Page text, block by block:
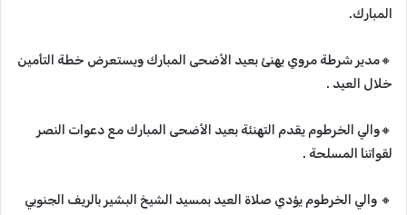
المبارك.
🔸‬‏مدير شرطة مروي يهنئ بعيد الأضحى المبارك ويستعرض خطة التأمين
خلال العيد .
🔸‬‏والي الخرطوم يقدم التهنئة بعيد الأضحى المبارك مع دعوات النصر
لقواتنا المسلحة .
🔸‬‏ والي الخرطوم يؤدي صلاة العيد بمسيد الشيخ البشير بالريف الجنوبي